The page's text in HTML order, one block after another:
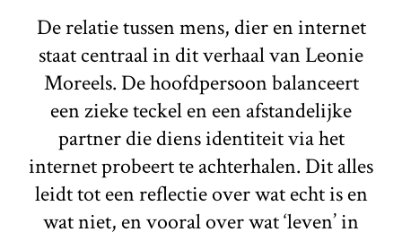
De relatie tussen mens, dier en internet
staat centraal in dit verhaal van Leonie
Moreels. De hoofdpersoon balanceert
een zieke teckel en een afstandelijke
partner die diens identiteit via het
internet probeert te achterhalen. Dit alles
leidt tot een reflectie over wat echt is en
wat niet, en vooral over wat ‘leven’ in